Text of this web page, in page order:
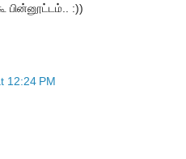
:))
12:24 PM